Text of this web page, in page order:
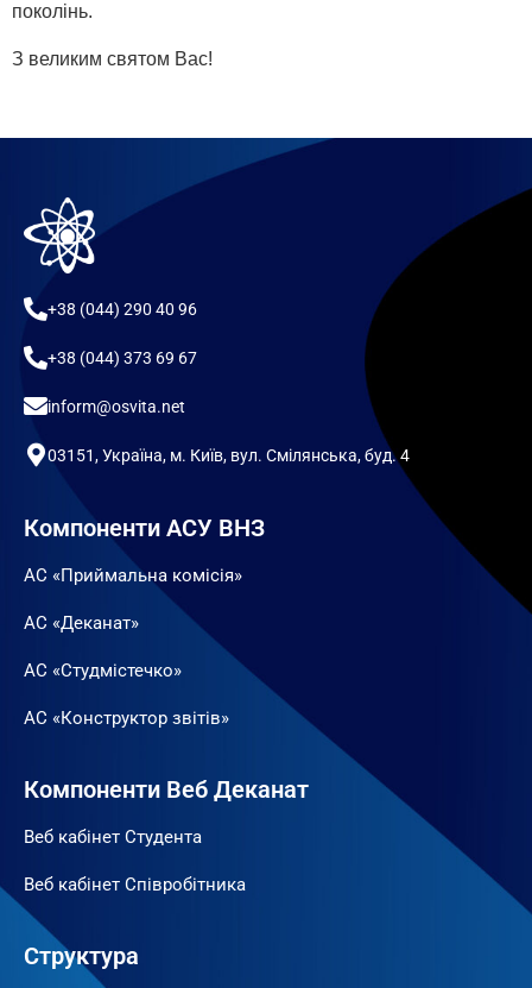
поколінь.
З великим святом Вас!
+38 (044) 290 40 96
+38 (044) 373 69 67
inform@osvita.net
03151, Україна, м. Київ, вул. Смілянська, буд. 4
Компоненти АСУ ВНЗ
АС «Приймальна комісія»
АС «Деканат»
АС «Студмістечко»
АС «Конструктор звітів»
Компоненти Веб Деканат
Веб кабінет Студента
Веб кабінет Співробітника
Структура